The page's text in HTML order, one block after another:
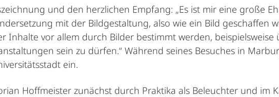
und den herzlichen Empfang: „Es ist mir eine große
mit der Bildgestaltung, also wie ein Bild geschaffen
Inhalte vor allem durch Bilder bestimmt werden, beispielsweise
sein zu dürfen.“ Während seines Besuches in
ein.
Hoffmeister zunächst durch Praktika als Beleuchter und im